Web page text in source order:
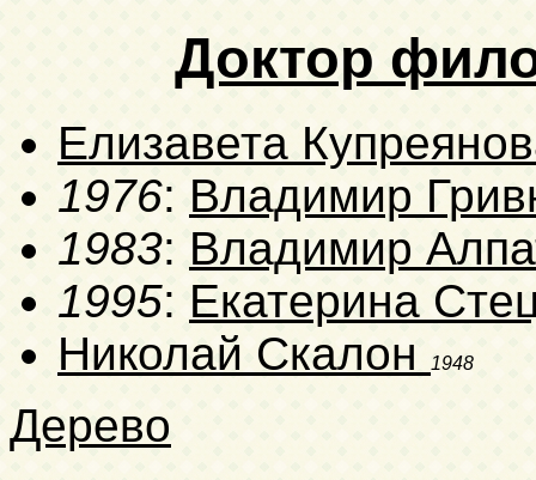
Доктор
Елизавета
1976: Владимир
1983: Владимир
1995: Екатерина
Николай Скалон
1948
Дерево